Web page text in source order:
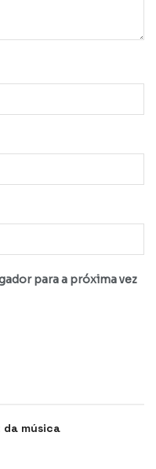
para a próxima vez
da música